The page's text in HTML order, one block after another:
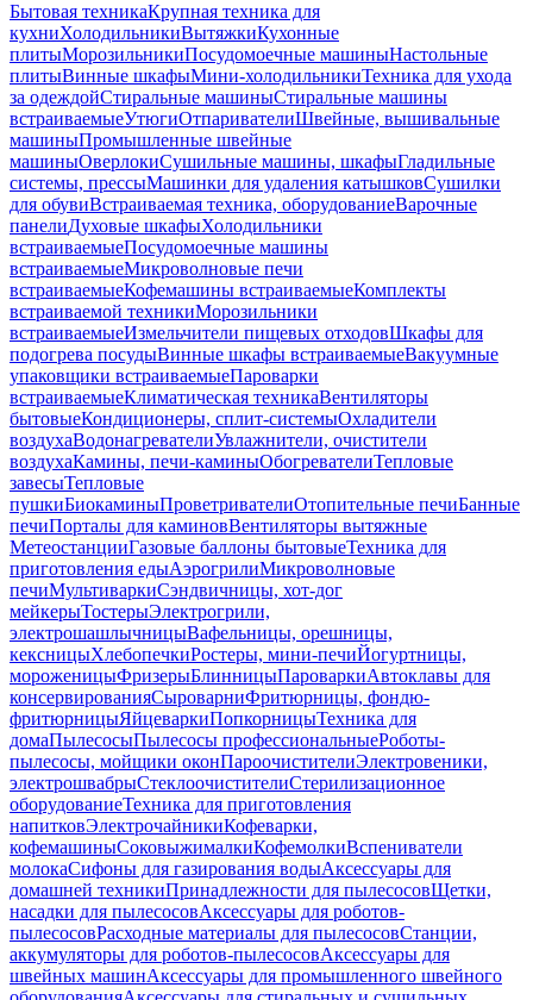
Бытовая техникаКрупная техника для
кухниХолодильникиВытяжкиКухонные
плитыМорозильникиПосудомоечные машиныНастольные
плитыВинные шкафыМини-холодильникиТехника для ухода
за одеждойСтиральные машиныСтиральные машины
встраиваемыеУтюгиОтпаривателиШвейные, вышивальные
машиныПромышленные швейные
машиныОверлокиСушильные машины, шкафыГладильные
системы, прессыМашинки для удаления катышковСушилки
для обувиВстраиваемая техника, оборудованиеВарочные
панелиДуховые шкафыХолодильники
встраиваемыеПосудомоечные машины
встраиваемыеМикроволновые печи
встраиваемыеКофемашины встраиваемыеКомплекты
встраиваемой техникиМорозильники
встраиваемыеИзмельчители пищевых отходовШкафы для
подогрева посудыВинные шкафы встраиваемыеВакуумные
упаковщики встраиваемыеПароварки
встраиваемыеКлиматическая техникаВентиляторы
бытовыеКондиционеры, сплит-системыОхладители
воздухаВодонагревателиУвлажнители, очистители
воздухаКамины, печи-каминыОбогревателиТепловые
завесыТепловые
пушкиБиокаминыПроветривателиОтопительные печиБанные
печиПорталы для каминовВентиляторы вытяжные
МетеостанцииГазовые баллоны бытовыеТехника для
приготовления едыАэрогрилиМикроволновые
печиМультиваркиСэндвичницы, хот-дог
мейкерыТостерыЭлектрогрили,
электрошашлычницыВафельницы, орешницы,
кексницыХлебопечкиРостеры, мини-печиЙогуртницы,
мороженицыФризерыБлинницыПароваркиАвтоклавы для
консервированияСыроварниФритюрницы, фондю-
фритюрницыЯйцеваркиПопкорницыТехника для
домаПылесосыПылесосы профессиональныеРоботы-
пылесосы, мойщики оконПароочистителиЭлектровеники,
электрошвабрыСтеклоочистителиСтерилизационное
оборудованиеТехника для приготовления
напитковЭлектрочайникиКофеварки,
кофемашиныСоковыжималкиКофемолкиВспениватели
молокаСифоны для газирования водыАксессуары для
домашней техникиПринадлежности для пылесосовЩетки,
насадки для пылесосовАксессуары для роботов-
пылесосовРасходные материалы для пылесосовСтанции,
аккумуляторы для роботов-пылесосовАксессуары для
швейных машинАксессуары для промышленного швейного